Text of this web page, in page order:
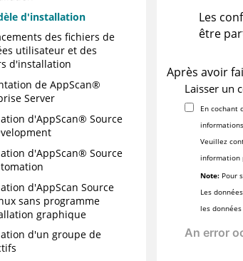
d'installation
des fichiers de
utilisateur et des
d'installation
de AppScan®
Server
d'AppScan® Source
d'AppScan® Source
d'AppScan Source
sans programme
graphique
d'un groupe de
Les
être
Après avoir
Laisser un
En cochant
Veuillez
information
Note: Pour
Les
les